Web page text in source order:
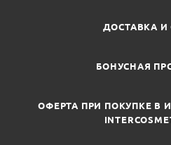
ДОСТАВКА И
БОНУСНАЯ
ОФЕРТА ПРИ ПОКУПКЕ В